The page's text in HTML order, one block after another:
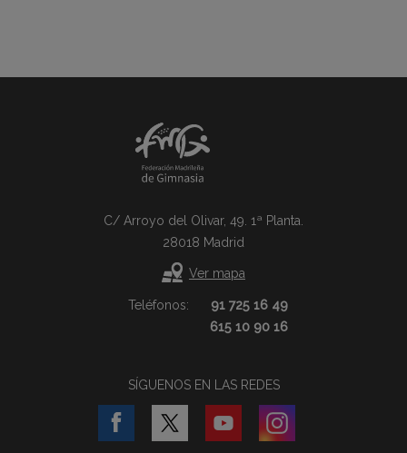
C/ Arroyo del Olivar, 49. 1ª Planta.
28018 Madrid
Ver mapa
Teléfonos:
91 725 16 49
615 10 90 16
SÍGUENOS EN LAS REDES